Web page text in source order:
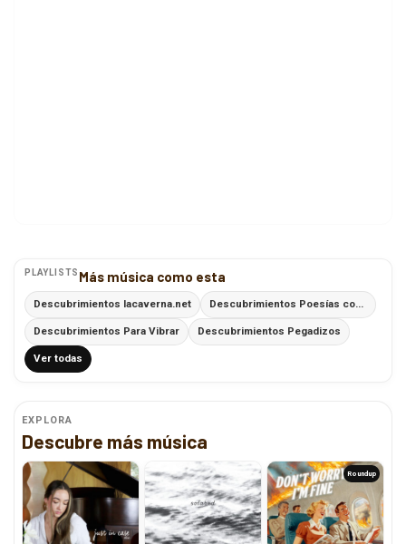
PLAYLISTS Más música como esta
Descubrimientos lacaverna.net Descubrimientos Poesías con Ritmo
Descubrimientos Para Vibrar Descubrimientos Pegadizos
Ver todas
EXPLORA
Descubre más música
Roundup